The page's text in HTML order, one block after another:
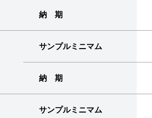
納 期
サンプルミニマム
納 期
サンプルミニマム